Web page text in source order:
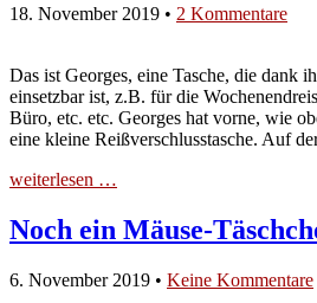
18. November 2019 • 2 Kommentare
Das ist Georges, eine Tasche, die dank
einsetzbar ist, z.B. für die
Büro, etc. etc. Georges hat vorne, wie
eine kleine Reißverschlusstasche. Auf
weiterlesen …
Noch ein Mäuse-
6. November 2019 • Keine Kommentare